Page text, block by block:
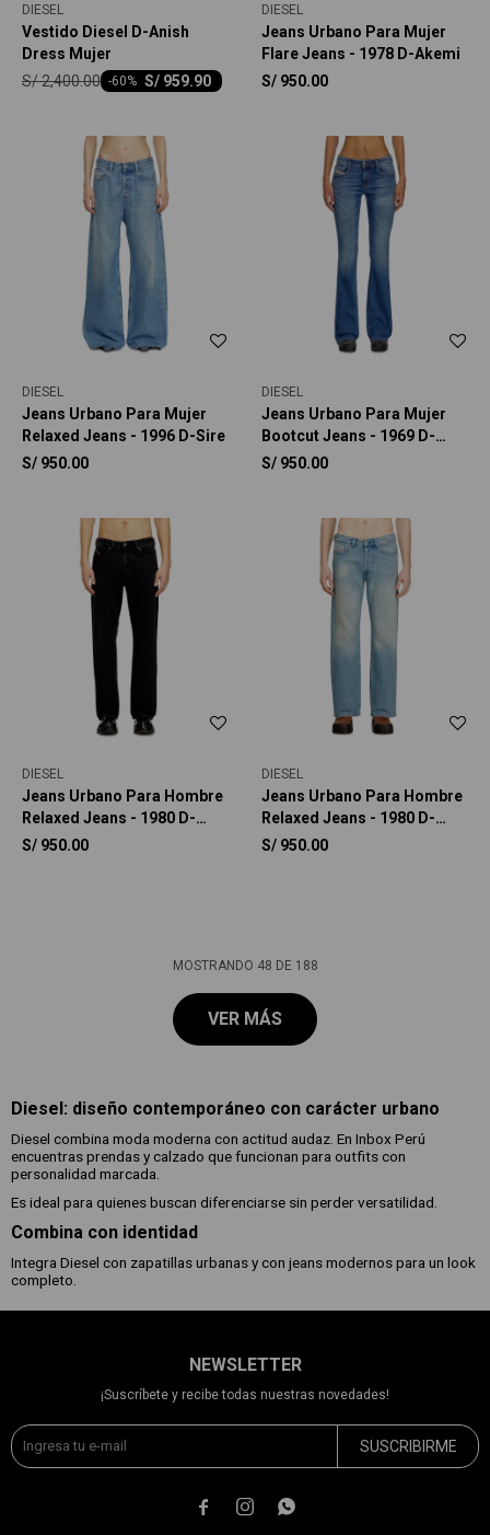
DIESEL
Vestido Diesel D-Anish
Dress Mujer
S/ 959.90
-60
S/2,400.00
DIESEL
Jeans Urbano Para Mujer
Flare Jeans - 1978 D-Akemi
S/ 950.00
DIESEL
Jeans Urbano Para Mujer
Relaxed Jeans - 1996 D-Sire
S/ 950.00
DIESEL
Jeans Urbano Para Mujer
Bootcut Jeans - 1969 D-
Ebbey
S/ 950.00
DIESEL
Jeans Urbano Para Hombre
Relaxed Jeans - 1980 D-
Eeper
S/ 950.00
DIESEL
Jeans Urbano Para Hombre
Relaxed Jeans - 1980 D-
Eeper
S/ 950.00
MOSTRANDO 48 DE 188
VER MÁS
Diesel: diseño contemporáneo con carácter urbano
Diesel combina moda moderna con actitud audaz. En Inbox Perú
encuentras prendas y calzado que funcionan para outfits con
personalidad marcada.
Es ideal para quienes buscan diferenciarse sin perder versatilidad.
Combina con identidad
Integra Diesel con zapatillas urbanas y con jeans modernos para un look
completo.
NEWSLETTER
¡Suscríbete y recibe todas nuestras novedades!
SUSCRIBIRME
  